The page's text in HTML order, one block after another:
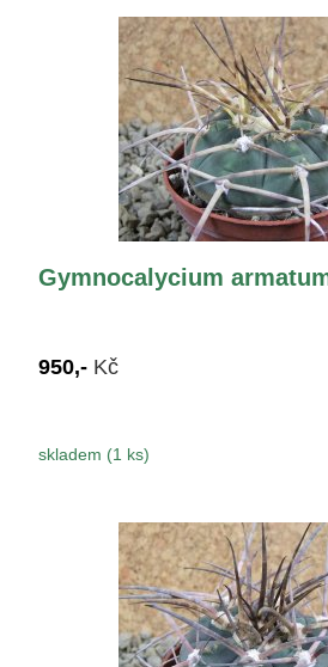
Gymnocalycium
950,- Kč
skladem (1 ks)